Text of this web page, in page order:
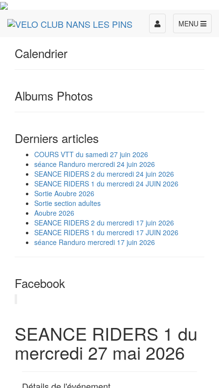
MENU
Toggle
navigation
Calendrier
Albums Photos
Derniers articles
COURS VTT du samedi 27 juin 2026
séance Randuro mercredi 24 juin 2026
SEANCE RIDERS 2 du mercredi 24 juin 2026
SEANCE RIDERS 1 du mercredi 24 JUIN 2026
Sortie Aoubre 2026
Sortie section adultes
Aoubre 2026
SEANCE RIDERS 2 du mercredi 17 juin 2026
SEANCE RIDERS 1 du mercredi 17 JUIN 2026
séance Randuro mercredi 17 juin 2026
Facebook
SEANCE RIDERS 1 du
mercredi 27 mai 2026